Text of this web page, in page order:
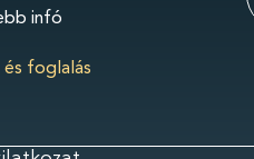
infó
és foglalás